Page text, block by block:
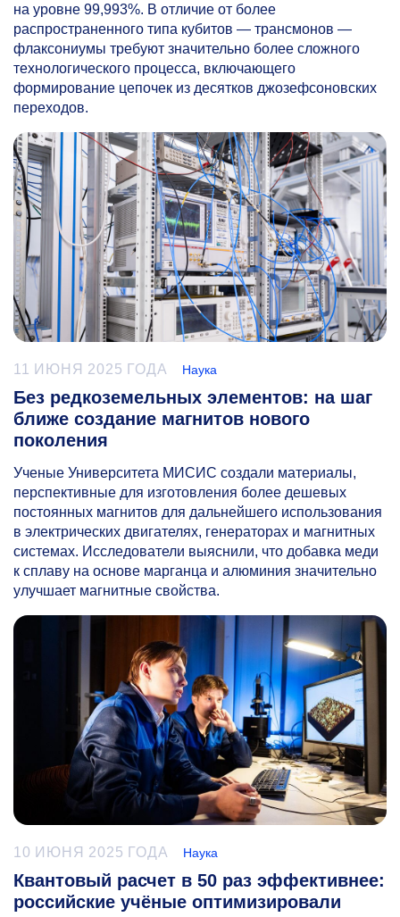
на уровне 99,993%. В отличие от более
распространенного типа кубитов — трансмонов —
флаксониумы требуют значительно более сложного
технологического процесса, включающего
формирование цепочек из десятков джозефсоновских
переходов.
11 ИЮНЯ 2025 ГОДА Наука
Без редкоземельных элементов: на шаг
ближе создание магнитов нового
поколения
Ученые Университета МИСИС создали материалы,
перспективные для изготовления более дешевых
постоянных магнитов для дальнейшего использования
в электрических двигателях, генераторах и магнитных
системах. Исследователи выяснили, что добавка меди
к сплаву на основе марганца и алюминия значительно
улучшает магнитные свойства.
10 ИЮНЯ 2025 ГОДА Наука
Квантовый расчет в 50 раз эффективнее:
российские учёные оптимизировали